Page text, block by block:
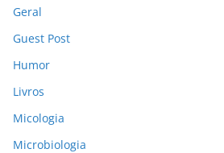
Geral
Guest Post
Humor
Livros
Micologia
Microbiologia